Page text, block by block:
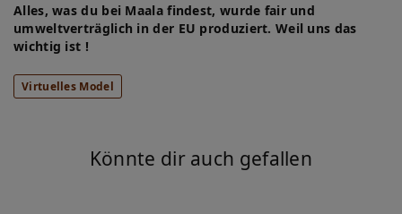
Alles, was du bei Maala findest, wurde fair und
umweltverträglich in der EU produziert. Weil uns das
wichtig ist !
Virtuelles Model
Könnte dir auch gefallen